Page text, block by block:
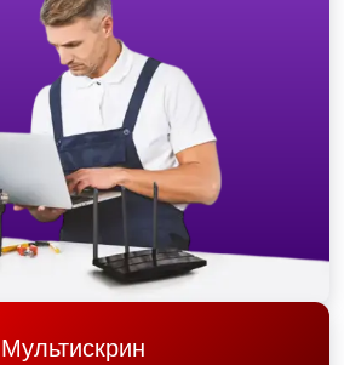
Мультискрин